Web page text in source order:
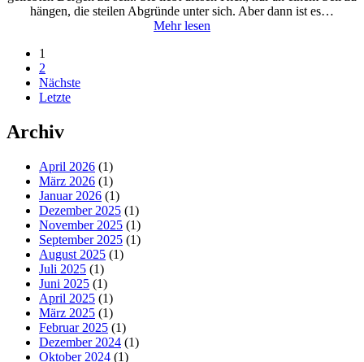
hängen, die steilen Abgründe unter sich. Aber dann ist es…
Mehr lesen
1
2
Nächste
Letzte
Archiv
April 2026 (1)
März 2026 (1)
Januar 2026 (1)
Dezember 2025 (1)
November 2025 (1)
September 2025 (1)
August 2025 (1)
Juli 2025 (1)
Juni 2025 (1)
April 2025 (1)
März 2025 (1)
Februar 2025 (1)
Dezember 2024 (1)
Oktober 2024 (1)